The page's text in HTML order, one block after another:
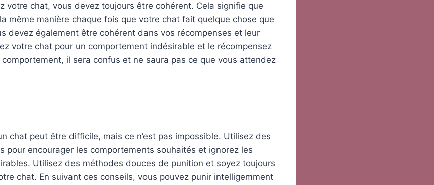
votre chat, vous devez toujours être cohérent. Cela signifie que
même manière chaque fois que votre chat fait quelque chose que
devez également être cohérent dans vos récompenses et leur
votre chat pour un comportement indésirable et le récompensez
il sera confus et ne saura pas ce que vous attendez
chat peut être difficile, mais ce n’est pas impossible. Utilisez des
pour encourager les comportements souhaités et ignorez les
Utilisez des méthodes douces de punition et soyez toujours
chat. En suivant ces conseils, vous pouvez punir intelligemment